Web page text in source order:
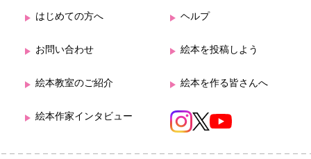
はじめての方へ ヘルプ
お問い合わせ 絵本を投稿しよう
絵本教室のご紹介 絵本を作る皆さんへ
絵本作家インタビュー